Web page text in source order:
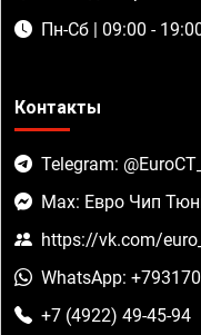
Пн-Сб | 09:00 -
Контакты
Telegram:
Max: Евро Чип
https://vk.com/
WhatsApp:
+7 (4922) 49-45-94